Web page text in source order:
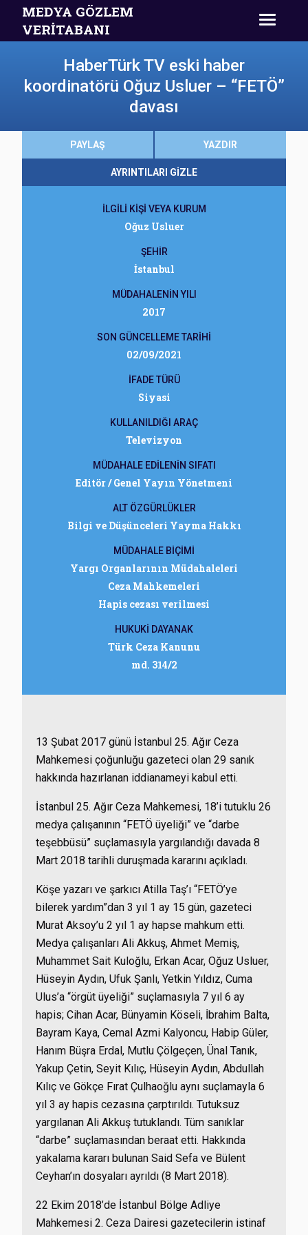
MEDYA GÖZLEM
VERİTABANI
HaberTürk TV eski haber
koordinatörü Oğuz Usluer – “FETÖ”
davası
PAYLAŞ YAZDIR
AYRINTILARI GİZLE
İLGİLİ KİŞİ VEYA KURUM
Oğuz Usluer
ŞEHİR
İstanbul
MÜDAHALENİN YILI
2017
SON GÜNCELLEME TARİHİ
02/09/2021
İFADE TÜRÜ
Siyasi
KULLANILDIĞI ARAÇ
Televizyon
MÜDAHALE EDİLENİN SIFATI
Editör / Genel Yayın Yönetmeni
ALT ÖZGÜRLÜKLER
Bilgi ve Düşünceleri Yayma Hakkı
MÜDAHALE BİÇİMİ
Yargı Organlarının Müdahaleleri
Ceza Mahkemeleri
Hapis cezası verilmesi
HUKUKİ DAYANAK
Türk Ceza Kanunu
md. 314/2
13 Şubat 2017 günü İstanbul 25. Ağır Ceza
Mahkemesi çoğunluğu gazeteci olan 29 sanık
hakkında hazırlanan iddianameyi kabul etti.
İstanbul 25. Ağır Ceza Mahkemesi, 18’i tutuklu 26
medya çalışanının “FETÖ üyeliği” ve “darbe
teşebbüsü” suçlamasıyla yargılandığı davada 8
Mart 2018 tarihli duruşmada kararını açıkladı.
Köşe yazarı ve şarkıcı Atilla Taş’ı “FETÖ’ye
bilerek yardım”dan 3 yıl 1 ay 15 gün, gazeteci
Murat Aksoy’u 2 yıl 1 ay hapse mahkum etti.
Medya çalışanları Ali Akkuş, Ahmet Memiş,
Muhammet Sait Kuloğlu, Erkan Acar, Oğuz Usluer,
Hüseyin Aydın, Ufuk Şanlı, Yetkin Yıldız, Cuma
Ulus’a “örgüt üyeliği” suçlamasıyla 7 yıl 6 ay
hapis; Cihan Acar, Bünyamin Köseli, İbrahim Balta,
Bayram Kaya, Cemal Azmi Kalyoncu, Habip Güler,
Hanım Büşra Erdal, Mutlu Çölgeçen, Ünal Tanık,
Yakup Çetin, Seyit Kılıç, Hüseyin Aydın, Abdullah
Kılıç ve Gökçe Fırat Çulhaoğlu aynı suçlamayla 6
yıl 3 ay hapis cezasına çarptırıldı. Tutuksuz
yargılanan Ali Akkuş tutuklandı. Tüm sanıklar
“darbe” suçlamasından beraat etti. Hakkında
yakalama kararı bulunan Said Sefa ve Bülent
Ceyhan’ın dosyaları ayrıldı (8 Mart 2018).
22 Ekim 2018’de İstanbul Bölge Adliye
Mahkemesi 2. Ceza Dairesi gazetecilerin istinaf